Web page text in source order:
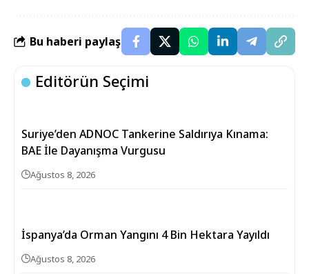
Bu haberi paylaş
Editörün Seçimi
Suriye’den ADNOC Tankerine Saldırıya Kınama:
BAE İle Dayanışma Vurgusu
Ağustos 8, 2026
İspanya’da Orman Yangını 4 Bin Hektara Yayıldı
Ağustos 8, 2026